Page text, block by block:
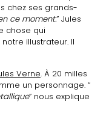
chez ses grands-
ce moment.” Jules
chose qui
illustrateur. Il
Verne. À 20 milles
un personnage. “
” nous explique